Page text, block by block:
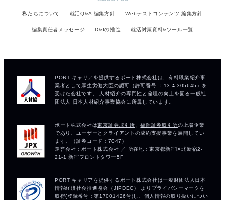
私たちについて 就活Q&A 編集方針 Webテストコンテンツ 編集方針
編集責任者メッセージ D&Iの推進 就活対策資料&ツール一覧